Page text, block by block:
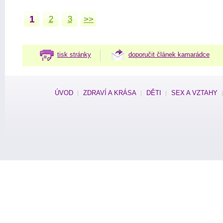
1 2 3 >>
tisk stránky doporučit článek kamarádce
ÚVOD ZDRAVÍ A KRÁSA DĚTI SEX A VZTAHY